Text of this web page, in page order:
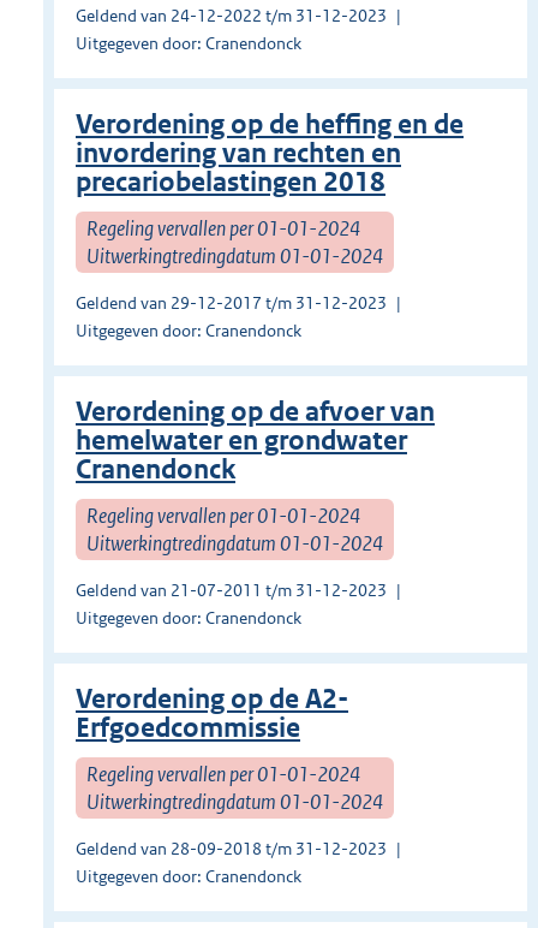
Geldend van 24-12-2022 t/m 31-12-2023
Uitgegeven door: Cranendonck
Verordening op de heffing en de
invordering van rechten en
precariobelastingen 2018
Regeling vervallen per 01-01-2024
Uitwerkingtredingdatum 01-01-2024
Geldend van 29-12-2017 t/m 31-12-2023
Uitgegeven door: Cranendonck
Verordening op de afvoer van
hemelwater en grondwater
Cranendonck
Regeling vervallen per 01-01-2024
Uitwerkingtredingdatum 01-01-2024
Geldend van 21-07-2011 t/m 31-12-2023
Uitgegeven door: Cranendonck
Verordening op de A2-
Erfgoedcommissie
Regeling vervallen per 01-01-2024
Uitwerkingtredingdatum 01-01-2024
Geldend van 28-09-2018 t/m 31-12-2023
Uitgegeven door: Cranendonck